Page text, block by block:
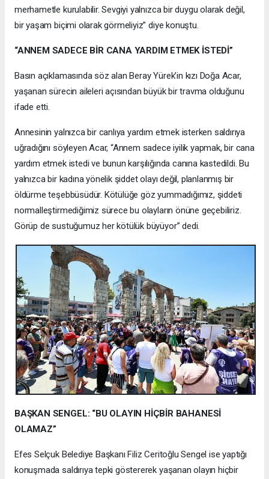
merhametle kurulabilir. Sevgiyi yalnızca bir duygu olarak değil,
bir yaşam biçimi olarak görmeliyiz” diye konuştu.
“ANNEM SADECE BİR CANA YARDIM ETMEK İSTEDİ”
Basın açıklamasında söz alan Beray Yürek’in kızı Doğa Acar,
yaşanan sürecin aileleri açısından büyük bir travma olduğunu
ifade etti.
Annesinin yalnızca bir canlıya yardım etmek isterken saldırıya
uğradığını söyleyen Acar, “Annem sadece iyilik yapmak, bir cana
yardım etmek istedi ve bunun karşılığında canına kastedildi. Bu
yalnızca bir kadına yönelik şiddet olayı değil, planlanmış bir
öldürme teşebbüsüdür. Kötülüğe göz yummadığımız, şiddeti
normalleştirmediğimiz sürece bu olayların önüne geçebiliriz.
Görüp de sustuğumuz her kötülük büyüyor” dedi.
BAŞKAN SENGEL: “BU OLAYIN HİÇBİR BAHANESİ
OLAMAZ”
Efes Selçuk Belediye Başkanı Filiz Ceritoğlu Sengel ise yaptığı
konuşmada saldırıya tepki göstererek yaşanan olayın hiçbir